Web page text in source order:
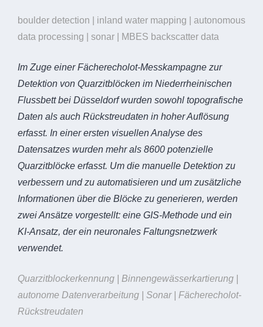
boulder detection | inland water mapping | autonomous
data processing | sonar | MBES backscatter data
Im Zuge einer Fächerecholot-Messkampagne zur
Detektion von Quarzitblöcken im Niederrheinischen
Flussbett bei Düsseldorf wurden sowohl topografische
Daten als auch Rückstreudaten in hoher Auflösung
erfasst. In einer ersten visuellen Analyse des
Datensatzes wurden mehr als 8600 potenzielle
Quarzitblöcke erfasst. Um die manuelle Detektion zu
verbessern und zu automatisieren und um zusätzliche
Informationen über die Blöcke zu generieren, werden
zwei Ansätze vorgestellt: eine GIS-Methode und ein
KI-Ansatz, der ein neuronales Faltungsnetzwerk
verwendet.
Quarzitblockerkennung | Binnengewässerkartierung |
autonome Datenverarbeitung | Sonar | Fächerecholot-
Rückstreudaten